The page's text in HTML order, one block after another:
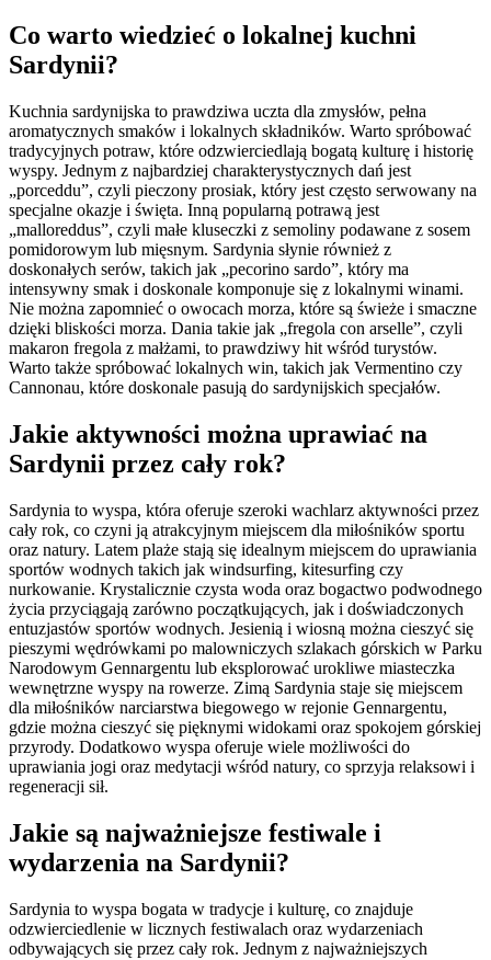
Co warto wiedzieć o lokalnej kuchni
Sardynii?
Kuchnia sardynijska to prawdziwa uczta dla zmysłów, pełna
aromatycznych smaków i lokalnych składników. Warto spróbować
tradycyjnych potraw, które odzwierciedlają bogatą kulturę i historię
wyspy. Jednym z najbardziej charakterystycznych dań jest
„porceddu”, czyli pieczony prosiak, który jest często serwowany na
specjalne okazje i święta. Inną popularną potrawą jest
„malloreddus”, czyli małe kluseczki z semoliny podawane z sosem
pomidorowym lub mięsnym. Sardynia słynie również z
doskonałych serów, takich jak „pecorino sardo”, który ma
intensywny smak i doskonale komponuje się z lokalnymi winami.
Nie można zapomnieć o owocach morza, które są świeże i smaczne
dzięki bliskości morza. Dania takie jak „fregola con arselle”, czyli
makaron fregola z małżami, to prawdziwy hit wśród turystów.
Warto także spróbować lokalnych win, takich jak Vermentino czy
Cannonau, które doskonale pasują do sardynijskich specjałów.
Jakie aktywności można uprawiać na
Sardynii przez cały rok?
Sardynia to wyspa, która oferuje szeroki wachlarz aktywności przez
cały rok, co czyni ją atrakcyjnym miejscem dla miłośników sportu
oraz natury. Latem plaże stają się idealnym miejscem do uprawiania
sportów wodnych takich jak windsurfing, kitesurfing czy
nurkowanie. Krystalicznie czysta woda oraz bogactwo podwodnego
życia przyciągają zarówno początkujących, jak i doświadczonych
entuzjastów sportów wodnych. Jesienią i wiosną można cieszyć się
pieszymi wędrówkami po malowniczych szlakach górskich w Parku
Narodowym Gennargentu lub eksplorować urokliwe miasteczka
wewnętrzne wyspy na rowerze. Zimą Sardynia staje się miejscem
dla miłośników narciarstwa biegowego w rejonie Gennargentu,
gdzie można cieszyć się pięknymi widokami oraz spokojem górskiej
przyrody. Dodatkowo wyspa oferuje wiele możliwości do
uprawiania jogi oraz medytacji wśród natury, co sprzyja relaksowi i
regeneracji sił.
Jakie są najważniejsze festiwale i
wydarzenia na Sardynii?
Sardynia to wyspa bogata w tradycje i kulturę, co znajduje
odzwierciedlenie w licznych festiwalach oraz wydarzeniach
odbywających się przez cały rok. Jednym z najważniejszych